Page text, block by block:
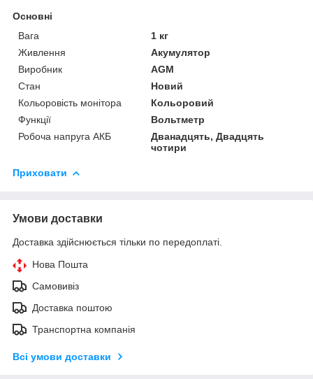
Основні
Вага
1 кг
Живлення
Акумулятор
Виробник
AGM
Стан
Новий
Кольоровість монітора
Кольоровий
Функції
Вольтметр
Робоча напруга АКБ
Дванадцять, Двадцять
чотири
Приховати
Умови доставки
Доставка здійснюється тільки по передоплаті.
Нова Пошта
Самовивіз
Доставка поштою
Транспортна компанія
Всі умови доставки